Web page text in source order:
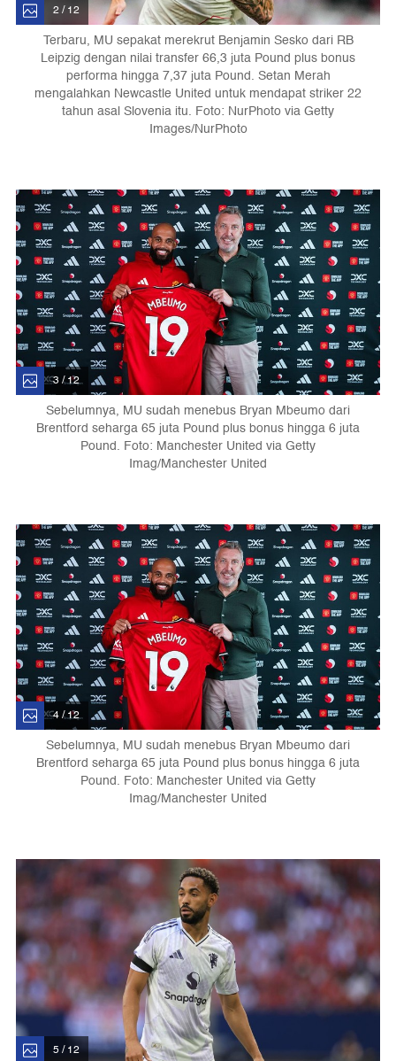
2 / 12
Terbaru, MU sepakat merekrut Benjamin Sesko dari RB
Leipzig dengan nilai transfer 66,3 juta Pound plus bonus
performa hingga 7,37 juta Pound. Setan Merah
mengalahkan Newcastle United untuk mendapat striker 22
tahun asal Slovenia itu. Foto: NurPhoto via Getty
Images/NurPhoto
3 / 12
Sebelumnya, MU sudah menebus Bryan Mbeumo dari
Brentford seharga 65 juta Pound plus bonus hingga 6 juta
Pound. Foto: Manchester United via Getty
Imag/Manchester United
4 / 12
Sebelumnya, MU sudah menebus Bryan Mbeumo dari
Brentford seharga 65 juta Pound plus bonus hingga 6 juta
Pound. Foto: Manchester United via Getty
Imag/Manchester United
5 / 12